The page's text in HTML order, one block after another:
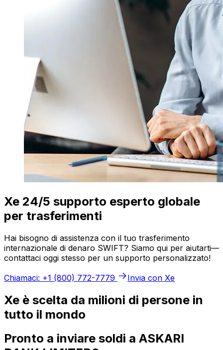
Xe 24/5 supporto esperto globale
per trasferimenti
Hai bisogno di assistenza con il tuo trasferimento
internazionale di denaro SWIFT? Siamo qui per aiutarti—
contattaci oggi stesso per un supporto personalizzato!
Chiamaci: +1 (800) 772-7779
Invia con Xe
Xe è scelta da milioni di persone in
tutto il mondo
Pronto a inviare soldi a ASKARI